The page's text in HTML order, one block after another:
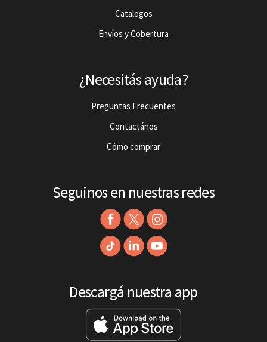
Catalogos
Envíos y Cobertura
¿Necesitás ayuda?
Preguntas Frecuentes
Contactános
Cómo comprar
Seguinos en nuestras redes
Descargá nuestra app